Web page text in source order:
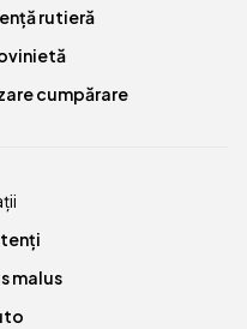
rutieră
cumpărare
malus